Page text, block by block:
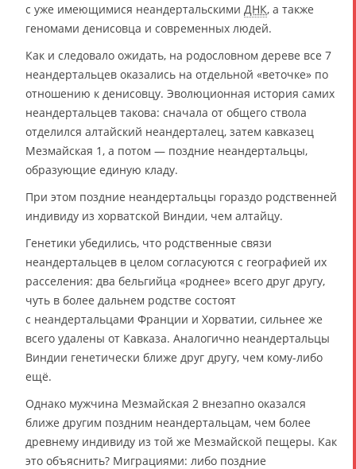
с уже имеющимися неандертальскими ДНК, а также
геномами денисовца и современных людей.
Как и следовало ожидать, на родословном дереве все 7
неандертальцев оказались на отдельной «веточке» по
отношению к денисовцу. Эволюционная история самих
неандертальцев такова: сначала от общего ствола
отделился алтайский неандерталец, затем кавказец
Мезмайская 1, а потом — поздние неандертальцы,
образующие единую кладу.
При этом поздние неандертальцы гораздо родственней
индивиду из хорватской Виндии, чем алтайцу.
Генетики убедились, что родственные связи
неандертальцев в целом согласуются с географией их
расселения: два бельгийца «роднее» всего друг другу,
чуть в более дальнем родстве состоят
с неандертальцами Франции и Хорватии, сильнее же
всего удалены от Кавказа. Аналогично неандертальцы
Виндии генетически ближе друг другу, чем кому-либо
ещё.
Однако мужчина Мезмайская 2 внезапно оказался
ближе другим поздним неандертальцам, чем более
древнему индивиду из той же Мезмайской пещеры. Как
это объяснить? Миграциями: либо поздние